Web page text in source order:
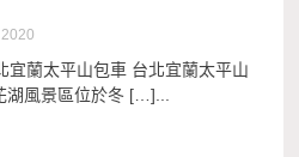
宜蘭太平山包車 台北宜蘭太平山
風景區位於冬 […]...